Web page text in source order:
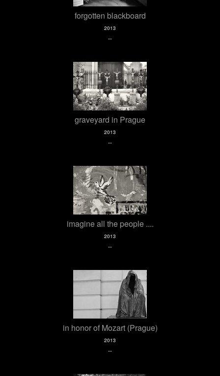
forgotten blackboard
2013
--
graveyard in Prague
2013
--
imagine all the people ....
2013
--
in honor of Mozart (Prague)
2013
--